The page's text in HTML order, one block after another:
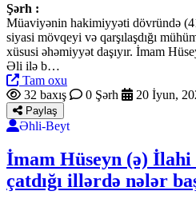
Şərh :
Müaviyənin hakimiyyəti dövründə
siyasi mövqeyi və qarşılaşdığı
xüsusi əhəmiyyət daşıyır. İmam
Əli ilə b…
Tam oxu
32 baxış
0 Şərh 20 İyun,
Paylaş
Əhli-Beyt
İmam Hüseyn (ə)
çatdığı illərdə nələr